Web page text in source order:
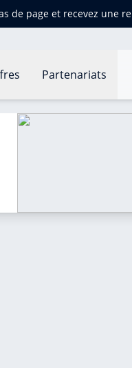
de page et recevez une
Partenariats